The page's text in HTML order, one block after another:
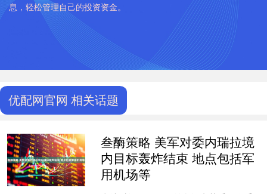
息，轻松管理自己的投资资金。
优配网官网 相关话题
叁酶策略 美军对委内瑞拉境
内目标轰炸结束 地点包括军
用机场等